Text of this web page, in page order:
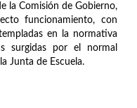
la Comisión de Gobierno,
funcionamiento, con
en la normativa
surgidas por el normal
Junta de Escuela.